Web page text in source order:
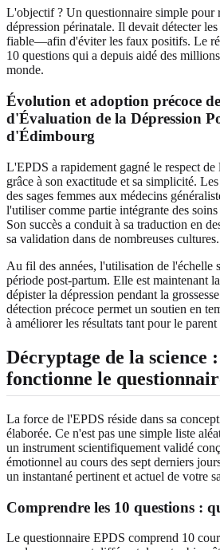
L'objectif ? Un questionnaire simple pour
dépression périnatale. Il devait détecter
fiable—afin d'éviter les faux positifs. Le
10 questions qui a depuis aidé des
monde.
Évolution et adoption précoce
d'Évaluation de la Dépression
d'Édimbourg
L'EPDS a rapidement gagné le respect
grâce à son exactitude et sa simplicité.
des sages femmes aux médecins
l'utiliser comme partie intégrante des
Son succès a conduit à sa traduction en
sa validation dans de nombreuses cultures.
Au fil des années, l'utilisation de l'échelle
période post-partum. Elle est maintenant
dépister la dépression pendant la
détection précoce permet un soutien en
à améliorer les résultats tant pour le
Décryptage de la science
fonctionne le
La force de l'EPDS réside dans sa
élaborée. Ce n'est pas une simple liste
un instrument scientifiquement validé
émotionnel au cours des sept derniers
un instantané pertinent et actuel de votre
Comprendre les 10 questions :
Le questionnaire EPDS comprend 10